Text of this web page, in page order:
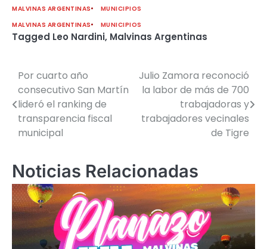
MALVINAS ARGENTINAS
MUNICIPIOS
MALVINAS ARGENTINAS
MUNICIPIOS
Tagged Leo Nardini, Malvinas Argentinas
Navegación
de
entradas
Por cuarto año
consecutivo San Martín
lideró el ranking de
transparencia fiscal
municipal
Julio Zamora reconoció
la labor de más de 700
trabajadoras y
trabajadores vecinales
de Tigre
Noticias Relacionadas